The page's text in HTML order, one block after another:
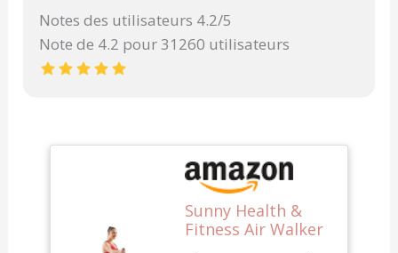
Notes des utilisateurs 4.2/5
Note de 4.2 pour 31260 utilisateurs
Sunny Health &
Fitness Air Walker